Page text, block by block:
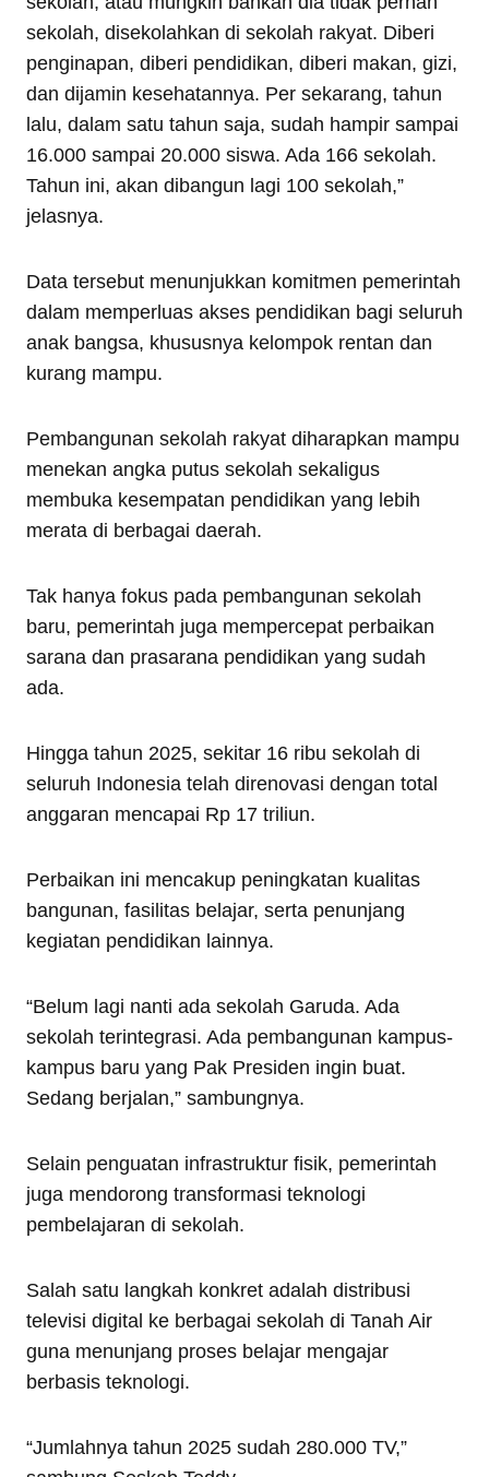
sekolah, disekolahkan di sekolah rakyat. Diberi
penginapan, diberi pendidikan, diberi makan, gizi,
dan dijamin kesehatannya. Per sekarang, tahun
lalu, dalam satu tahun saja, sudah hampir sampai
16.000 sampai 20.000 siswa. Ada 166 sekolah.
Tahun ini, akan dibangun lagi 100 sekolah,”
jelasnya.
Data tersebut menunjukkan komitmen pemerintah
dalam memperluas akses pendidikan bagi seluruh
anak bangsa, khususnya kelompok rentan dan
kurang mampu.
Pembangunan sekolah rakyat diharapkan mampu
menekan angka putus sekolah sekaligus
membuka kesempatan pendidikan yang lebih
merata di berbagai daerah.
Tak hanya fokus pada pembangunan sekolah
baru, pemerintah juga mempercepat perbaikan
sarana dan prasarana pendidikan yang sudah
ada.
Hingga tahun 2025, sekitar 16 ribu sekolah di
seluruh Indonesia telah direnovasi dengan total
anggaran mencapai Rp 17 triliun.
Perbaikan ini mencakup peningkatan kualitas
bangunan, fasilitas belajar, serta penunjang
kegiatan pendidikan lainnya.
“Belum lagi nanti ada sekolah Garuda. Ada
sekolah terintegrasi. Ada pembangunan kampus-
kampus baru yang Pak Presiden ingin buat.
Sedang berjalan,” sambungnya.
Selain penguatan infrastruktur fisik, pemerintah
juga mendorong transformasi teknologi
pembelajaran di sekolah.
Salah satu langkah konkret adalah distribusi
televisi digital ke berbagai sekolah di Tanah Air
guna menunjang proses belajar mengajar
berbasis teknologi.
“Jumlahnya tahun 2025 sudah 280.000 TV,”